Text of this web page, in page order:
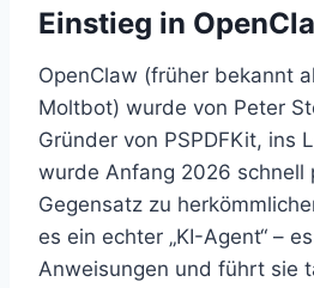
Einstieg in
OpenClaw (früher bekannt
Moltbot) wurde von Peter
Gründer von PSPDFKit, ins
wurde Anfang 2026 schnell
Gegensatz zu
es ein echter „KI-Agent“ –
Anweisungen und führt sie